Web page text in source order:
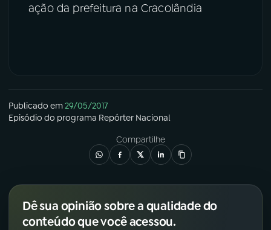
ação da prefeitura na Cracolândia
Publicado em29/05/2017
Episódio do programa Repórter Nacional
Compartilhe
Dê sua opinião sobre a qualidade do
conteúdo que você acessou.